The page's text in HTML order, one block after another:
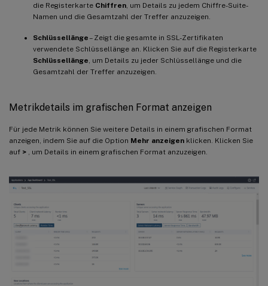
die Registerkarte Chiffren , um Details zu jedem Chiffre-Suite-
Namen und die Gesamtzahl der Treffer anzuzeigen.
Schlüssellänge– Zeigt die gesamte in SSL-Zertifikaten
verwendete Schlüssellänge an. Klicken Sie auf die Registerkarte
Schlüssellänge , um Details zu jeder Schlüssellänge und die
Gesamtzahl der Treffer anzuzeigen.
Metrikdetails im grafischen Format anzeigen
Für jede Metrik können Sie weitere Details in einem grafischen Format
anzeigen, indem Sie auf die Option Mehr anzeigen klicken. Klicken Sie
auf > , um Details in einem grafischen Format anzuzeigen.